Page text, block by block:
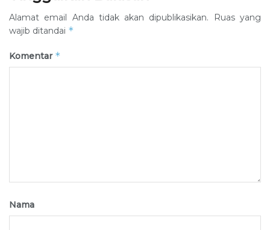
Alamat email Anda tidak akan dipublikasikan.
Ruas yang
wajib ditandai *
Komentar *
Nama